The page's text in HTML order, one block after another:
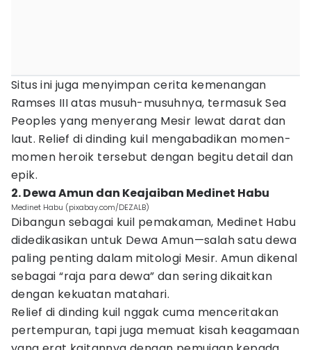
Situs ini juga menyimpan cerita kemenangan
Ramses III atas musuh-musuhnya, termasuk Sea
Peoples yang menyerang Mesir lewat darat dan
laut. Relief di dinding kuil mengabadikan momen-
momen heroik tersebut dengan begitu detail dan
epik.
2. Dewa Amun dan Keajaiban Medinet Habu
Medinet Habu (pixabay.com/DEZALB)
Dibangun sebagai kuil pemakaman, Medinet Habu
didedikasikan untuk Dewa Amun—salah satu dewa
paling penting dalam mitologi Mesir. Amun dikenal
sebagai “raja para dewa” dan sering dikaitkan
dengan kekuatan matahari.
Relief di dinding kuil nggak cuma menceritakan
pertempuran, tapi juga memuat kisah keagamaan